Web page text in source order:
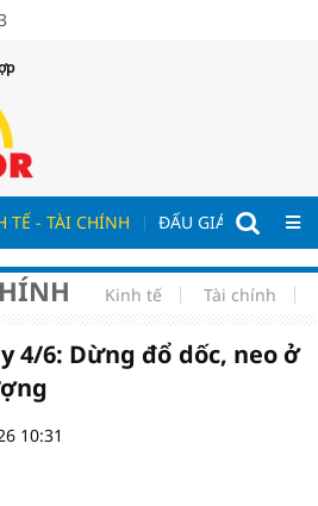
TẾ - TÀI CHÍNH ĐẤU GIÁ - ĐẤU
Kinh tế Tài chính
4/6: Dừng đổ dốc, neo ở
10:31